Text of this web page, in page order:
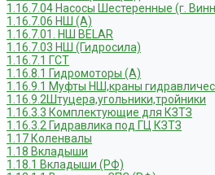
1.16.7.04 Насосы Шестеренные (г.
1.16.7.06 НШ (А)
1.16.7.01. НШ BELAR
1.16.7.03 НШ (Гидросила)
1.16.7.1 ГСТ
1.16.8.1 Гидромоторы (А)
1.16.9.1 Муфты НШ,краны
1.16.9.2Штуцера,угольники,тройники
1.16.3.3 Комплектующие для КЗТЗ
1.16.3.2 Гидравлика под ГЦ КЗТЗ
1.17 Коленвалы
1.18 Вкладыши
1.18.1 Вкладыши (РФ)